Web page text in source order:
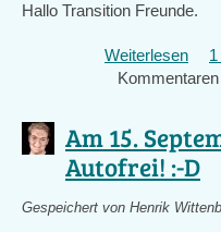
Hallo Transition Freunde.
Weiterlesen über
Am 15.
Autofrei! :-D
Gespeichert von Henrik